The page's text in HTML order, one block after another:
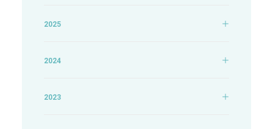
2025
2024
2023